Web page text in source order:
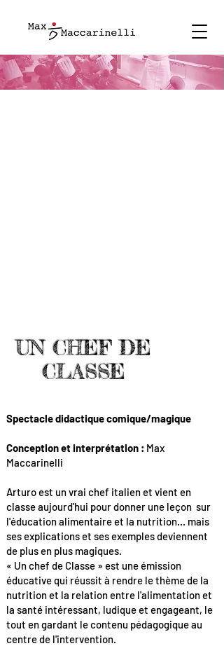
UN CHEF DE
CLASSE
Spectacle didactique comique/magique
Conception et interprétation : Max
Maccarinelli
Arturo est un vrai chef italien et vient en
classe aujourd'hui pour donner une leçon sur
l'éducation alimentaire et la nutrition... mais
ses explications et ses exemples deviennent
de plus en plus magiques.
« Un chef de Classe » est une émission
éducative qui réussit à rendre le thème de la
nutrition et la relation entre l'alimentation et
la santé intéressant, ludique et engageant, le
tout en gardant le contenu pédagogique au
centre de l'intervention.